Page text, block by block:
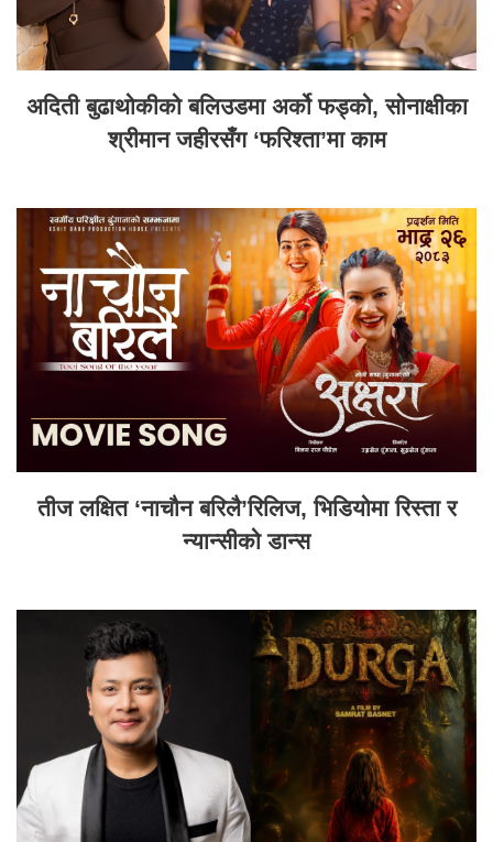
अदिती बुढाथोकीको बलिउडमा अर्को फड्को, सोनाक्षीका
श्रीमान जहीरसँग ‘फरिश्ता’मा काम
तीज लक्षित ‘नाचौन बरिलै’रिलिज, भिडियोमा रिस्ता र
न्यान्सीको डान्स